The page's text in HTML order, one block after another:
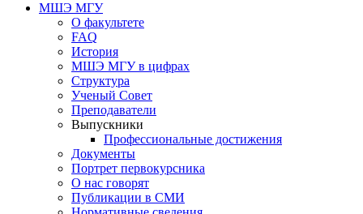
МШЭ МГУ
О факультете
FAQ
История
МШЭ МГУ в цифрах
Структура
Ученый Совет
Преподаватели
Выпускники
Профессиональные достижения
Документы
Портрет первокурсника
О нас говорят
Публикации в СМИ